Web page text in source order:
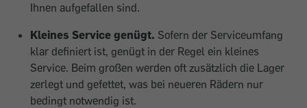
Ihnen aufgefallen sind.
Kleines Service genügt. Sofern der Serviceumfang
klar definiert ist, genügt in der Regel ein kleines
Service. Beim großen werden oft zusätzlich die Lager
zerlegt und gefettet, was bei neueren Rädern nur
bedingt notwendig ist.